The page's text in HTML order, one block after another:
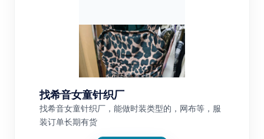
找希音女童针织厂
找希音女童针织厂，能做时装类型的，网布等，服
装订单长期有货